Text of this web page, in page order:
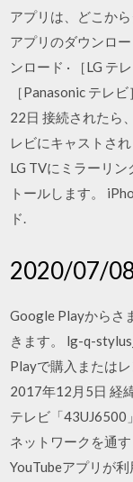
アプリは、どこか
アプリのダウンロ
ンロード · ［LG テ
［Panasonic テレ
22日 接続されたら
レビにキャストさ
LG TVにミラーリ
トールします。
ド.
2020/07/
Google Playからさ
きます。 lg-q-
Playで購入または
2017年12月5日 経
テレビ「43UJ6500
ネットワークを通
YouTubeアプリが